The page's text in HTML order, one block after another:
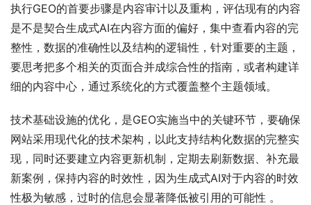
执行GEO的首要步骤是内容审计以及重构，评估现有的内容
是不是契合生成式AI在内容方面的偏好，集中查看内容的完
整性，数据的准确性以及结构的逻辑性，针对重要的主题，
要思考把多个相关的页面合并成综合性的指南，或者构建详
细的内容中心，通过系统化的方式覆盖整个主题领域。
技术基础设施的优化，是GEO实施当中的关键环节，要确保
网站采用现代化的技术架构，以此支持结构化数据的完整实
现，同时还要建立内容更新机制，定期去刷新数据、补充最
新案例，保持内容的时效性，因为生成式AI对于内容的时效
性极为敏感，过时的信息会显著降低被引用的可能性 。